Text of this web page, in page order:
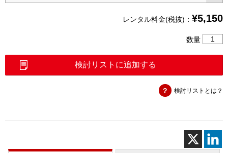
レンタル料金(税抜)： ¥5,150
数量
ブ
害
位
置
検討リストに追加する
検討リストとは？